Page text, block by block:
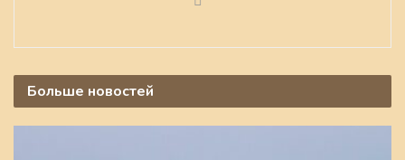
Больше новостей